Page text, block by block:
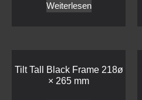
Weiterlesen
Tilt Tall Black Frame 218ø
× 265 mm